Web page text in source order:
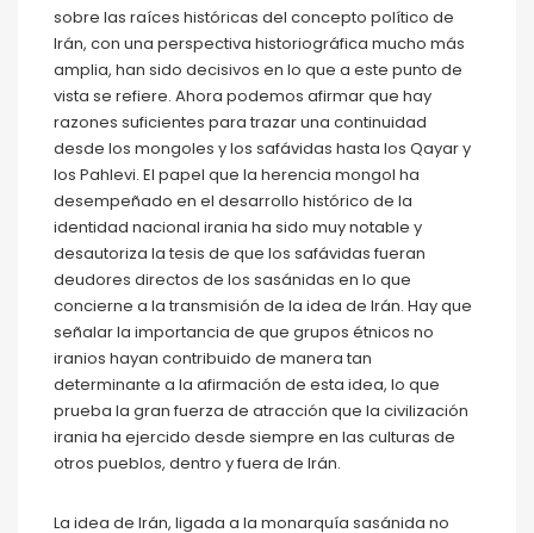
sobre las raíces históricas del concepto político de
Irán, con una perspectiva historiográfica mucho más
amplia, han sido decisivos en lo que a este punto de
vista se refiere. Ahora podemos afirmar que hay
razones suficientes para trazar una continuidad
desde los mongoles y los safávidas hasta los Qayar y
los Pahlevi. El papel que la herencia mongol ha
desempeñado en el desarrollo histórico de la
identidad nacional irania ha sido muy notable y
desautoriza la tesis de que los safávidas fueran
deudores directos de los sasánidas en lo que
concierne a la transmisión de la idea de Irán. Hay que
señalar la importancia de que grupos étnicos no
iranios hayan contribuido de manera tan
determinante a la afirmación de esta idea, lo que
prueba la gran fuerza de atracción que la civilización
irania ha ejercido desde siempre en las culturas de
otros pueblos, dentro y fuera de Irán.
La idea de Irán, ligada a la monarquía sasánida no